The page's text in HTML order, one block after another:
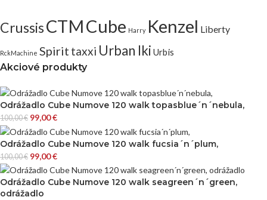
CrussisCTMCube Harry Kenzel Liberty
RckMachine Spirit taxxi Urban Iki Urbis
Akciové produkty
Odrážadlo Cube Numove 120 walk topasblue´n´nebula,
100,00€ 99,00€
Odrážadlo Cube Numove 120 walk fucsia´n´plum,
100,00€ 99,00€
Odrážadlo Cube Numove 120 walk seagreen´n´green,
odrážadlo